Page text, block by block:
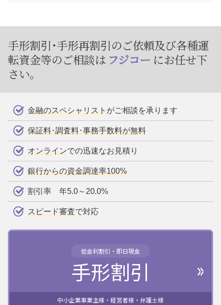
手形割引･手形再割引のご依頼及び各種運
転資金等のご相談は フジコー にお任せ下
さい。
金融のスペシャリスト がご相談を承ります
保証料･調査料･事務手数料が無料
オンラインでの迅速なお見積り
銀行からの資金調達率100%
割引率 年5.0～20.0%
スピード審査で対応
低金利割引・即日現金
手形割引
中小企業事業主様・経営者様・弁護士様